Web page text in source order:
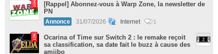
[Rappel] Abonnez-vous à Warp Zone, la newsletter de
PN
Annonce 31/07/2026 Internet 1
Ocarina of Time sur Switch 2 : le remake reçoit
sa classification, sa date fait le buzz à cause des
amiibo